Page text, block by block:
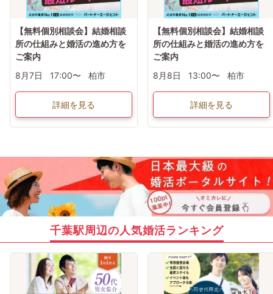
【無料個別相談会】結婚相談
所の仕組みと婚活の進め方を
ご案内
8月7日
17:00〜 柏市
詳細を見る
【無料個別相談会】結婚相談
所の仕組みと婚活の進め方を
ご案内
8月8日
13:00〜 柏市
詳細を見る
千葉駅周辺の人気婚活ランキング